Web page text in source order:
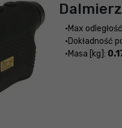
Max
Dokładność
Masa [kg]: